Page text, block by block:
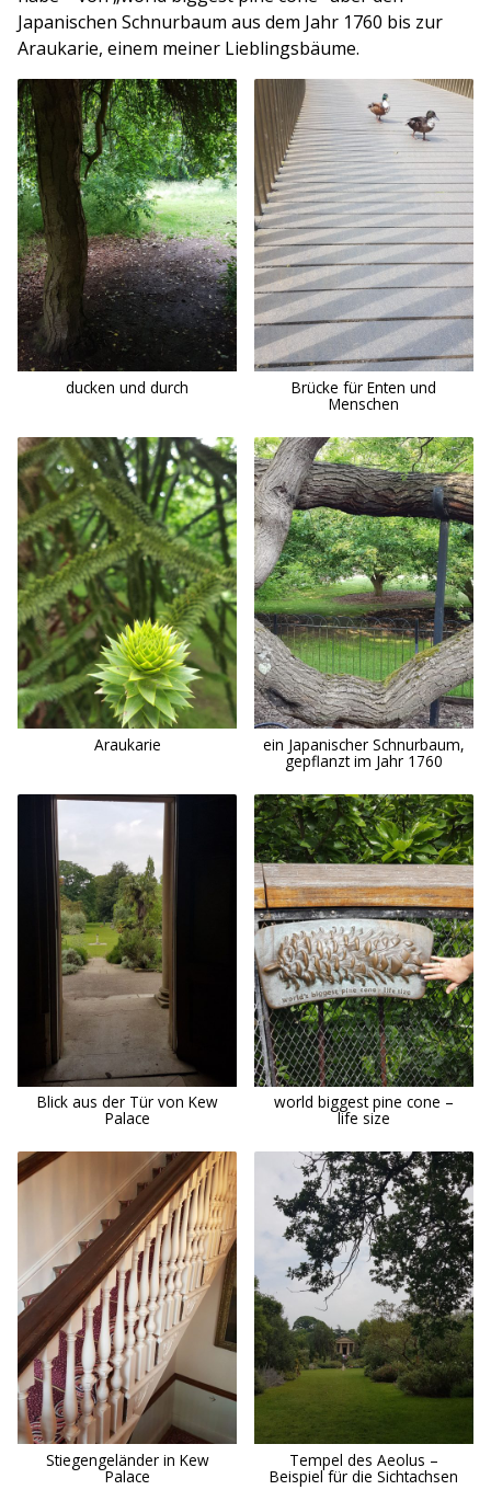
Japanischen Schnurbaum aus dem Jahr 1760 bis zur
Araukarie, einem meiner Lieblingsbäume.
ducken und durch Brücke für Enten und
Menschen
Araukarie ein Japanischer Schnurbaum,
gepflanzt im Jahr 1760
Blick aus der Tür von Kew
Palace
world biggest pine cone –
life size
Stiegengeländer in Kew
Palace
Tempel des Aeolus –
Beispiel für die Sichtachsen